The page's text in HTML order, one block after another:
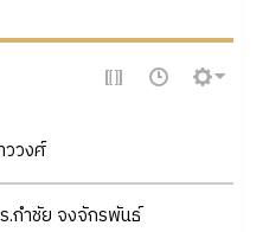
วงศ์
.กำชัย จงจักรพันธ์